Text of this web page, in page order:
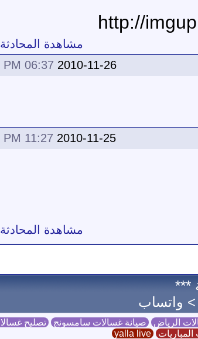
مشاهدة المحادثة
2010-11-26
06:37 PM
2010-11-25
11:27 PM
مشاهدة المحادثة
***
> واتساب
الرياض صيانة غسالات سامسونج تصليح
yalla live